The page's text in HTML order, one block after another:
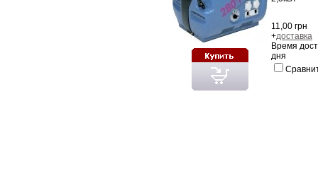
11,00 грн
+доставка
Время
дня